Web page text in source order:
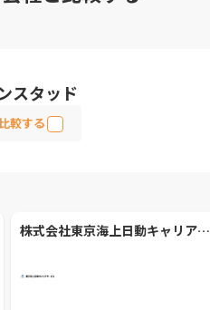
スタッド
較する
株式会社東京海上日動キャリアサービス